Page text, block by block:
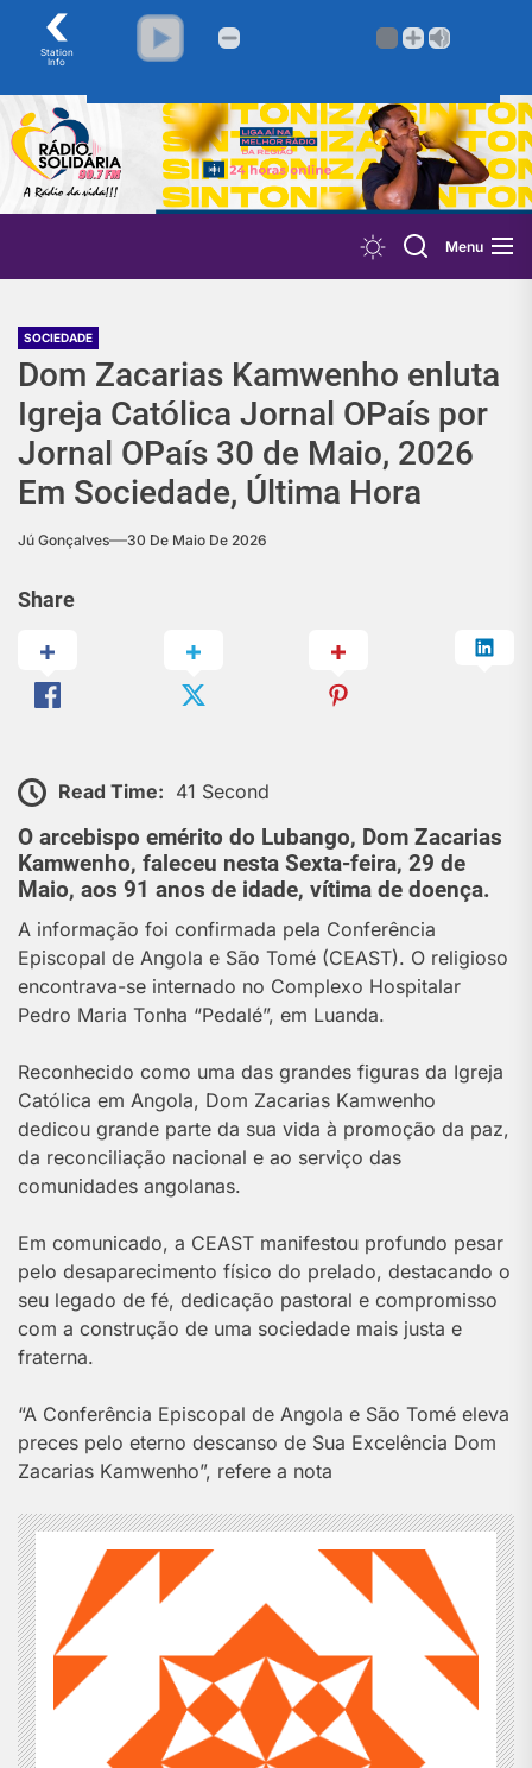
Skip
to
the
content
Menu
SOCIEDADE
Dom Zacarias Kamwenho enluta
Igreja Católica Jornal OPaís por
Jornal OPaís 30 de Maio, 2026
Em Sociedade, Última Hora
Jú Gonçalves 30 De Maio De 2026
Share
Read Time: 41 Second
O arcebispo emérito do Lubango, Dom Zacarias
Kamwenho, faleceu nesta Sexta-feira, 29 de
Maio, aos 91 anos de idade, vítima de doença.
A informação foi confirmada pela Conferência
Episcopal de Angola e São Tomé (CEAST). O religioso
encontrava-se internado no Complexo Hospitalar
Pedro Maria Tonha “Pedalé”, em Luanda.
Reconhecido como uma das grandes figuras da Igreja
Católica em Angola, Dom Zacarias Kamwenho
dedicou grande parte da sua vida à promoção da paz,
da reconciliação nacional e ao serviço das
comunidades angolanas.
Em comunicado, a CEAST manifestou profundo pesar
pelo desaparecimento físico do prelado, destacando o
seu legado de fé, dedicação pastoral e compromisso
com a construção de uma sociedade mais justa e
fraterna.
“A Conferência Episcopal de Angola e São Tomé eleva
preces pelo eterno descanso de Sua Excelência Dom
Zacarias Kamwenho”, refere a nota
‹
Station
Info